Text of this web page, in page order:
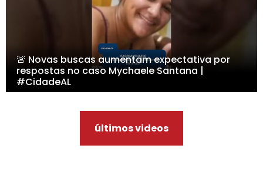
🚨 Novas buscas aumentam expectativa por
respostas no caso Mychaele Santana |
#CidadeAL
últimos videos